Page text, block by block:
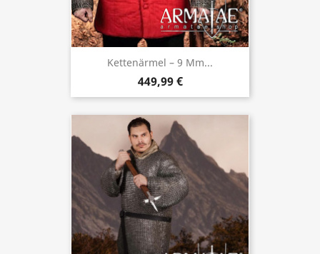
Kettenärmel – 9 Mm...
449,99 €